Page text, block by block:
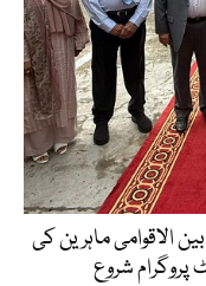
الاقوامی ماہرین کی
پروگرام شروع